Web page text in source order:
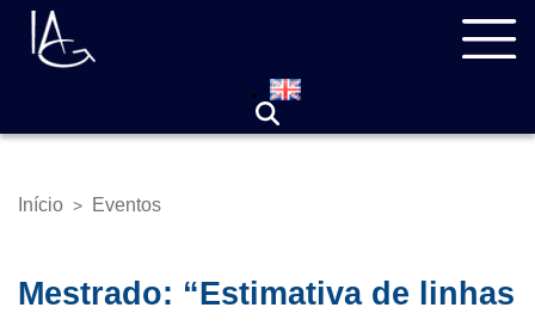
Pular
para
Trilha
Início > Eventos
Mestrado: “Estimativa de linhas